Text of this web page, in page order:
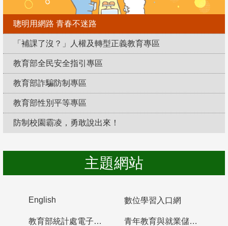
聰明用網路 青春不迷路
「補課了沒？」人權及轉型正義教育專區
教育部全民安全指引專區
教育部詐騙防制專區
教育部性別平等專區
防制校園霸凌，勇敢說出來！
主題網站
English 數位學習入口網
教育部統計處電子書櫃 青年教育與就業儲蓄帳戶